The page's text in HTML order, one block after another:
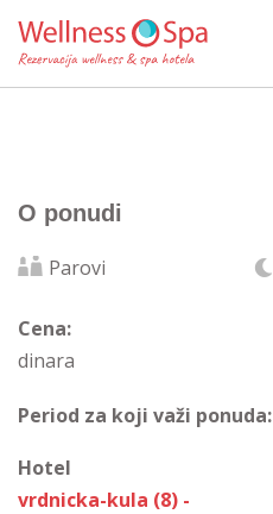
O ponudi
Parovi
Cena:
dinara
Period za koji važi ponuda:
Hotel
vrdnicka-kula (8) -